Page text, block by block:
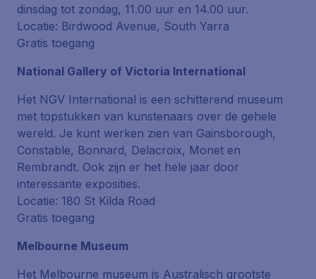
dinsdag tot zondag, 11.00 uur en 14.00 uur.
Locatie: Birdwood Avenue, South Yarra
Gratis toegang
National Gallery of Victoria International
Het NGV International is een schitterend museum
met topstukken van kunstenaars over de gehele
wereld. Je kunt werken zien van Gainsborough,
Constable, Bonnard, Delacroix, Monet en
Rembrandt. Ook zijn er het hele jaar door
interessante exposities.
Locatie: 180 St Kilda Road
Gratis toegang
Melbourne Museum
Het Melbourne museum is Australisch grootste